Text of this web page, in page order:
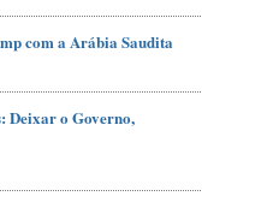
com a Arábia Saudita
Deixar o Governo,